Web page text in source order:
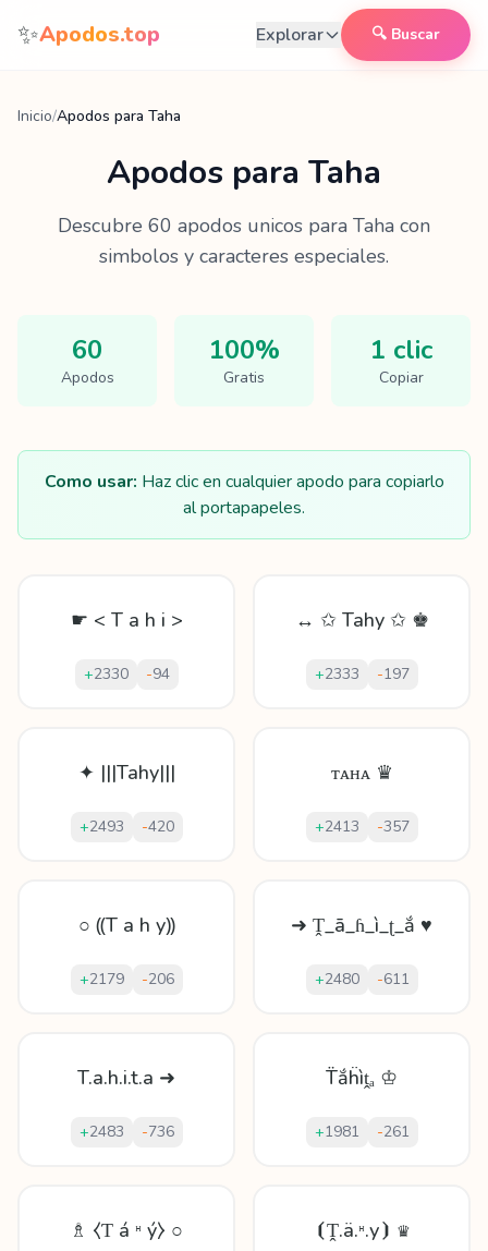
Saltar al contenido
✨Apodos.top Explorar 🔍 Buscar
Inicio/Apodos para Taha
Apodos para Taha
Descubre 60 apodos unicos para Taha con
simbolos y caracteres especiales.
60
Apodos
100%
Gratis
1 clic
Copiar
Como usar: Haz clic en cualquier apodo para copiarlo
al portapapeles.
☛ < T a h i >
+2330 -94
↔ ✩ Tahy ✩ ♚
+2333 -197
✦ |||Tahy|||
+2493 -420
ᴛᴀʜᴀ ♛
+2413 -357
○ ⸨T a h y⸩
+2179 -206
➜ Ṱ_ā_ɦ_ì_ʈ_ắ ♥
+2480 -611
T.a.h.i.t.a ➜
+2483 -736
T̈ắḧìṱₐ ♔
+1981 -261
♗ ⧼Ƭ á ᵸ ý⧽ ○ ⦗Ṱ.ä.ᵸ.у⦘ ♛